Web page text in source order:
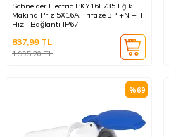
Schneider Electric PKY16F735 Eğik
Makina Priz 5X16A Trifaze 3P +N + T
Hızlı Bağlantı IP67
1.995,20TL
837,99TL
%69